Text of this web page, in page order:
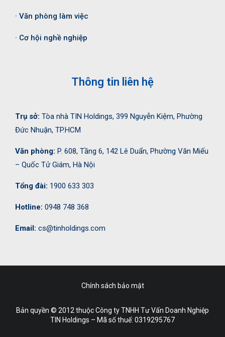
· Văn phòng làm việc
· Cơ hội nghề nghiệp
Thông tin liên hệ
Trụ sở: Tòa nhà TIN Holdings, 399 Nguyễn Kiệm, Phường
Đức Nhuận, TP.HCM
Văn phòng: P. 608, Tầng 6, 142 Lê Duẩn, Phường Văn Miếu
– Quốc Tử Giám, Hà Nội
Tổng đài: 1900 633 303
Hotline: 0948 748 368
Email: cs@tinholdings.com
Bản quyền © 2012 thuộc Công ty TNHH Tư Vấn Doanh Nghiệp
TIN Holdings – Mã số thuế: 0319295767
Chính sách bảo mật